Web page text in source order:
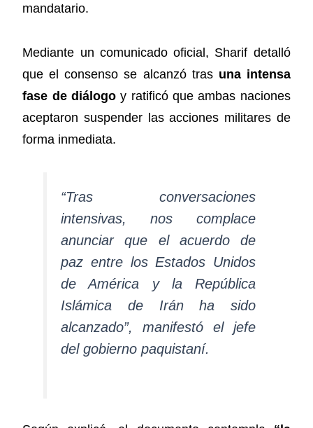
mandatario.
Mediante un comunicado oficial, Sharif detalló
que el consenso se alcanzó tras una intensa
fase de diálogo y ratificó que ambas naciones
aceptaron suspender las acciones militares de
forma inmediata.
“Tras conversaciones
intensivas, nos complace
anunciar que el acuerdo de
paz entre los Estados Unidos
de América y la República
Islámica de Irán ha sido
alcanzado”, manifestó el jefe
del gobierno paquistaní.